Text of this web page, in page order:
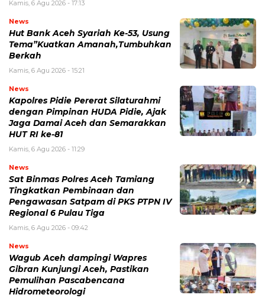
Kamis, 6 Agu 2026 - 17:13
News
Hut Bank Aceh Syariah Ke-53, Usung
Tema”Kuatkan Amanah,Tumbuhkan
Berkah
Kamis, 6 Agu 2026 - 15:21
News
Kapolres Pidie Pererat Silaturahmi
dengan Pimpinan HUDA Pidie, Ajak
Jaga Damai Aceh dan Semarakkan
HUT RI ke-81
Kamis, 6 Agu 2026 - 11:29
News
Sat Binmas Polres Aceh Tamiang
Tingkatkan Pembinaan dan
Pengawasan Satpam di PKS PTPN IV
Regional 6 Pulau Tiga
Kamis, 6 Agu 2026 - 09:42
News
Wagub Aceh dampingi Wapres
Gibran Kunjungi Aceh, Pastikan
Pemulihan Pascabencana
Hidrometeorologi